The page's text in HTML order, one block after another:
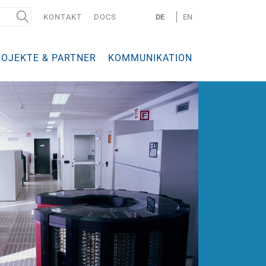
KONTAKT DOCS DE EN
& PARTNER KOMMUNIKATION